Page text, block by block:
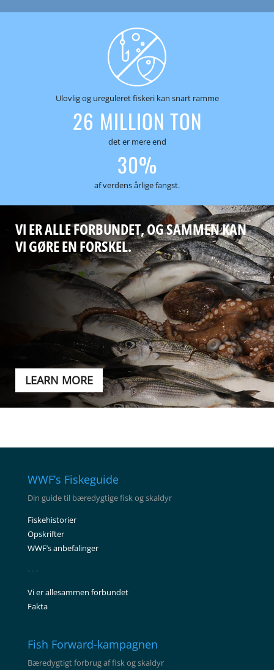
Ulovlig og ureguleret fiskeri kan snart ramme
26 MILLION TON
det er mere end
30%
af verdens årlige fangst.
VI ER ALLE FORBUNDET, OG SAMMEN KAN
VI GØRE EN FORSKEL.
LEARN MORE
WWF’s Fiskeguide
Din guide til bæredygtige fisk og skaldyr
Fiskehistorier
Opskrifter
WWF’s anbefalinger
- - -
Vi er allesammen forbundet
Fakta
Fish Forward-kampagnen
Bæredygtigt forbrug af fisk og skaldyr